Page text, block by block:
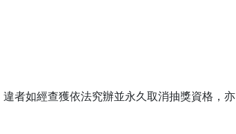
者如經查獲依法究辦並永久取消抽獎資格，亦